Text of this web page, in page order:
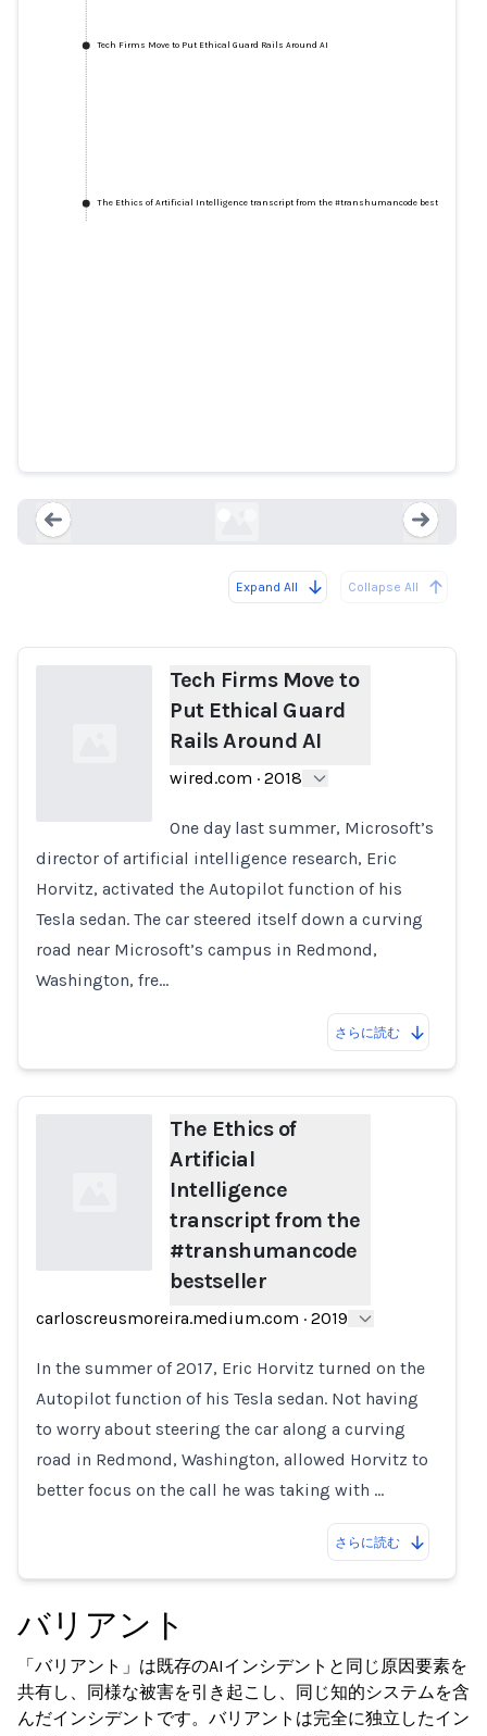
Tech Firms Move to Put Ethical Guard Rails Around AI
The Ethics of Artificial Intelligence transcript from the #transhumancode bestseller
Expand All Collapse All
Loading...
Tech Firms Move to
Put Ethical Guard
Rails Around AI
wired.com · 2018
One day last summer, Microsoft’s
director of artificial intelligence research, Eric
Horvitz, activated the Autopilot function of his
Tesla sedan. The car steered itself down a curving
road near Microsoft’s campus in Redmond,
Washington, fre…
さらに読む
Loading...
The Ethics of
Artificial
Intelligence
transcript from the
#transhumancode
bestseller
carloscreusmoreira.medium.com · 2019
In the summer of 2017, Eric Horvitz turned on the
Autopilot function of his Tesla sedan. Not having
to worry about steering the car along a curving
road in Redmond, Washington, allowed Horvitz to
better focus on the call he was taking with …
さらに読む
バリアント
「バリアント」は既存のAIインシデントと同じ原因要素を
共有し、同様な被害を引き起こし、同じ知的システムを含
んだインシデントです。バリアントは完全に独立したイン